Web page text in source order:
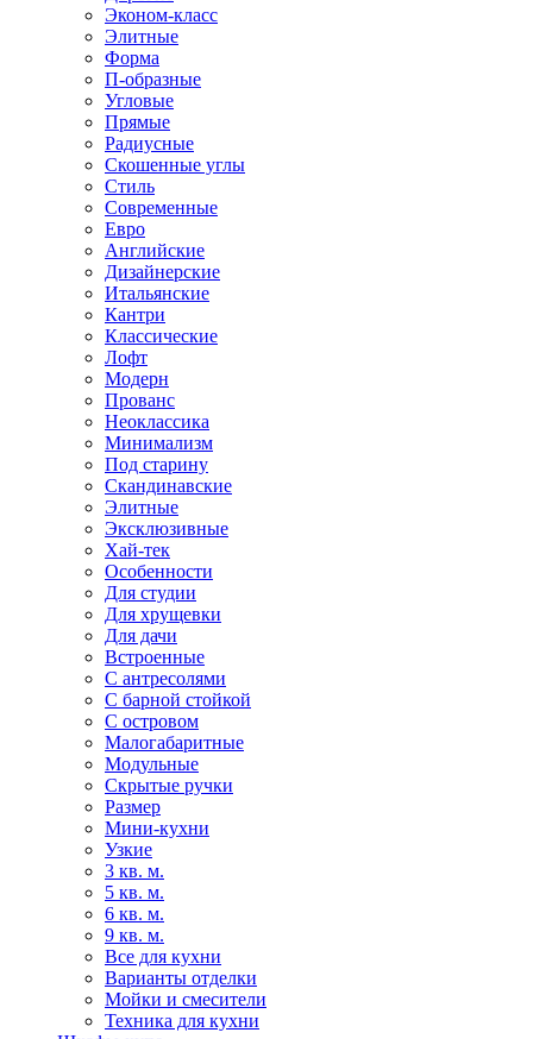
Эконом-класс
Элитные
Форма
П-образные
Угловые
Прямые
Радиусные
Скошенные углы
Стиль
Современные
Евро
Английские
Дизайнерские
Итальянские
Кантри
Классические
Лофт
Модерн
Прованс
Неоклассика
Минимализм
Под старину
Скандинавские
Элитные
Эксклюзивные
Хай-тек
Особенности
Для студии
Для хрущевки
Для дачи
Встроенные
С антресолями
С барной стойкой
С островом
Малогабаритные
Модульные
Скрытые ручки
Размер
Мини-кухни
Узкие
3 кв. м.
5 кв. м.
6 кв. м.
9 кв. м.
Все для кухни
Варианты отделки
Мойки и смесители
Техника для кухни